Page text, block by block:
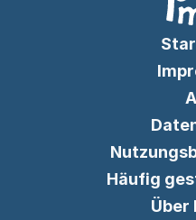
Häufig
Über